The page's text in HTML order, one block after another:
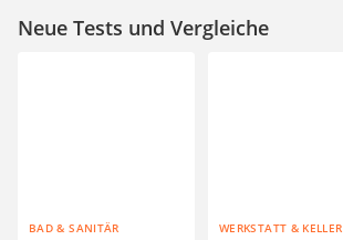
Neue Tests und Vergleiche
BAD & SANITÄR WERKSTATT & KELLER